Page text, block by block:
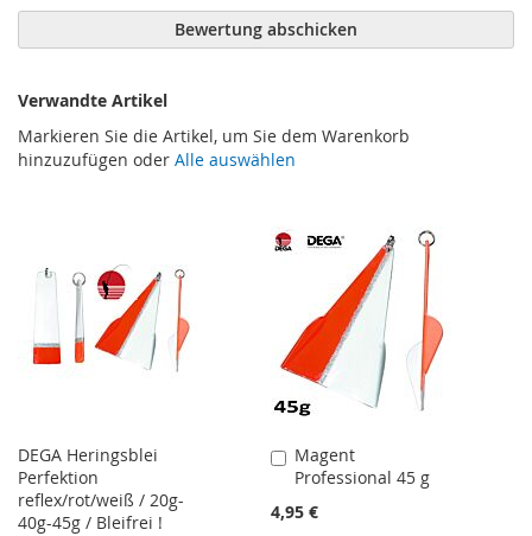
Bewertung abschicken
Verwandte Artikel
Markieren Sie die Artikel, um Sie dem Warenkorb
hinzuzufügen oder Alle auswählen
DEGA Heringsblei
Perfektion
reflex/rot/weiß / 20g-
40g-45g / Bleifrei !
Magent
Professional 45 g
4,95 €
In
den
Warenkorb